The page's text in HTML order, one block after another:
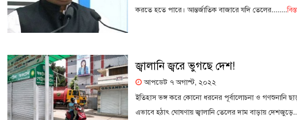
করতে হতে পারে। আন্তর্জাতিক বাজারে যদি তেলের........
জ্বালানি জ্বরে ভুগছে দেশ!
আপডেট ৭ অগাস্ট, ২০২২
ইতিহাস ভঙ্গ করে কোনো ধরনের পূর্বালোচনা ও গণশুনানি
এভাবে হঠাৎ ঘোষণায় জ্বালানি তেলের দাম বাড়ায়